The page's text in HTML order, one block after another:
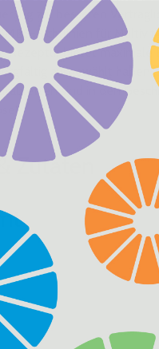
zur besseren
Richtlinien für
Rezeptur bietet maximale
ausgewählt haben,
sind in den
Zutaten